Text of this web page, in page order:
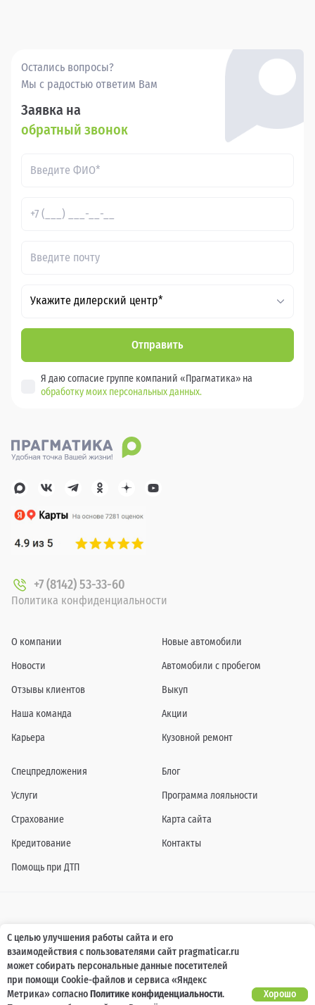
Остались вопросы?
Мы с радостью ответим Вам
Заявка на
обратный звонок
Укажите дилерский центр*
Отправить
Я даю согласие группе компаний «Прагматика» на
обработку моих персональных данных.
+7 (8142) 53-33-60
Политика конфиденциальности
О компании
Новости
Отзывы клиентов
Наша команда
Карьера
Новые автомобили
Автомобили с пробегом
Выкуп
Акции
Кузовной ремонт
Спецпредложения
Услуги
Страхование
Кредитование
Помощь при ДТП
Блог
Программа лояльности
Карта сайта
Контакты
Информация о технических характеристиках, составе комплектаций, цветовой
гамме и стоимости автомобилей, а также действующих акциях, сроках и условиях
их проведения, указанных на сайте www.pragmaticar.ru, носит информационный
характер и ни при каких условиях не является публичной офертой,
определяемой положениями пунктом 2 статьи 437 Гражданского кодекса
Российской Федерации. Для получения подробной информации обращайтесь к
специалистам нашей компании.
С целью улучшения работы сайта и его
взаимодействия с пользователями сайт pragmaticar.ru
может собирать персональные данные посетителей
при помощи Cookie-файлов и сервиса «Яндекс
Метрика» согласноПолитике конфиденциальности.
Хорошо